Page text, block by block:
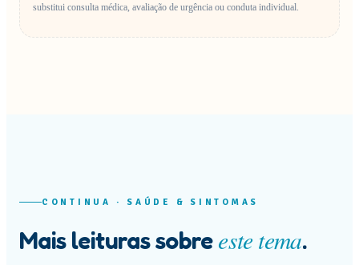
substitui consulta médica, avaliação de urgência ou conduta individual.
CONTINUA · SAÚDE & SINTOMAS
Mais leituras sobreeste tema.